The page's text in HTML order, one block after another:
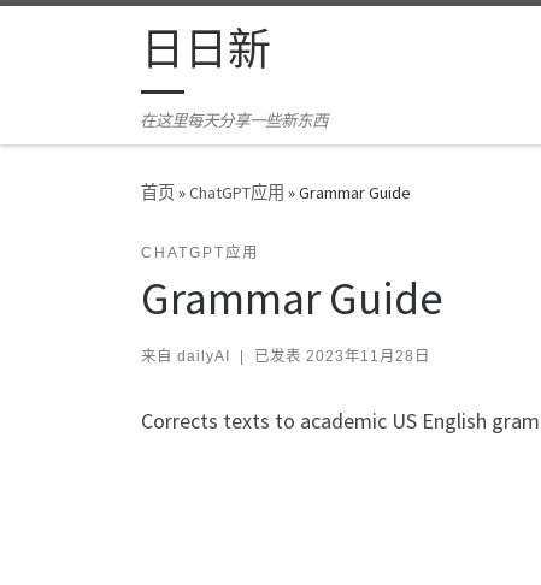
Skip to content日日新
在这里每天分享一些新东西
首页»ChatGPT应用 »Grammar Guide
CHATGPT应用
Grammar Guide
来自 dailyAI 已发表 2023年11月28日
Corrects texts to academic US English